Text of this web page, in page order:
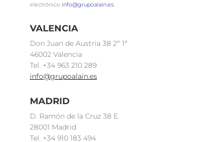
electrónico info@grupoalain.es.
VALENCIA
Don Juan de Austria 38 2º 1ª
46002 Valencia
Tel. +34 963 210 289
info@grupoalain.es
MADRID
D. Ramón de la Cruz 38 E.
28001 Madrid
Tel. +34 910 183 494